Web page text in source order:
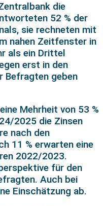
die
52 % der
sie rechneten mit
nahen Zeitfenster in
als ein Drittel
erst in den
Befragten geben
Mehrheit von 53 %
2025 die Zinsen
nach den
11 % erwarten eine
2022/2023.
für den
Auch bei
Einschätzung ab.